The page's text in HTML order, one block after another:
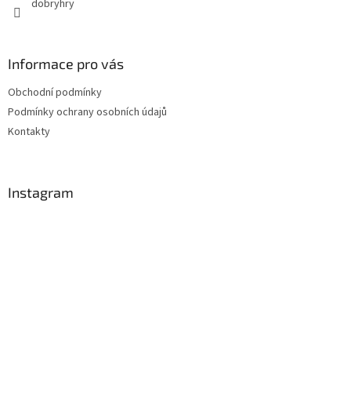
dobryhry
Informace pro vás
Obchodní podmínky
Podmínky ochrany osobních údajů
Kontakty
Instagram